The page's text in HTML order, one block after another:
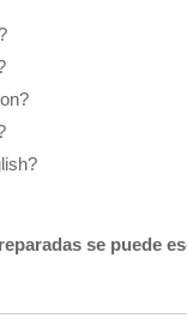
se puede